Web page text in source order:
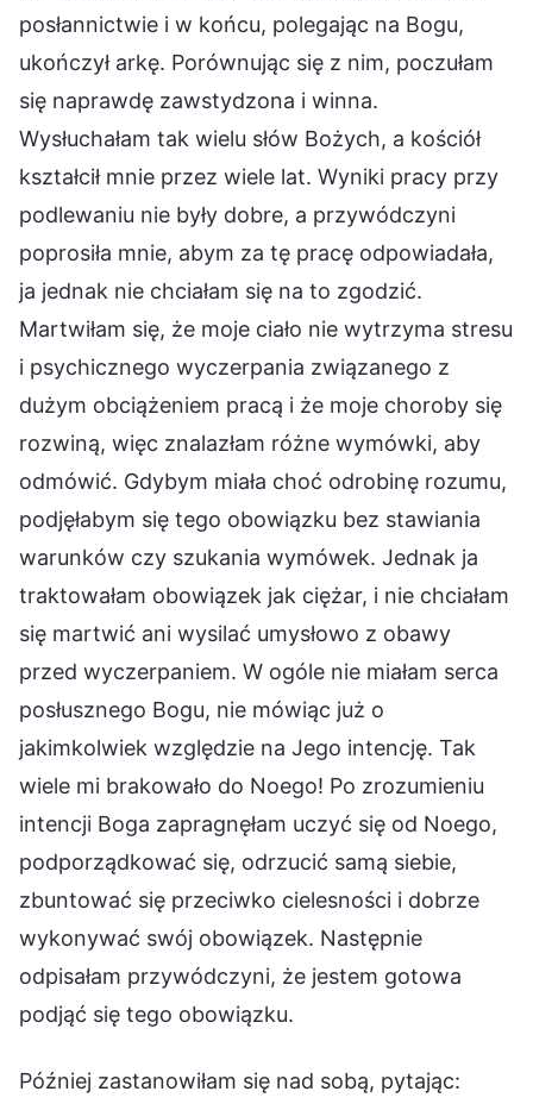
posłannictwie i w końcu, polegając na Bogu,
ukończył arkę. Porównując się z nim, poczułam
się naprawdę zawstydzona i winna.
Wysłuchałam tak wielu słów Bożych, a kościół
kształcił mnie przez wiele lat. Wyniki pracy przy
podlewaniu nie były dobre, a przywódczyni
poprosiła mnie, abym za tę pracę odpowiadała,
ja jednak nie chciałam się na to zgodzić.
Martwiłam się, że moje ciało nie wytrzyma stresu
i psychicznego wyczerpania związanego z
dużym obciążeniem pracą i że moje choroby się
rozwiną, więc znalazłam różne wymówki, aby
odmówić. Gdybym miała choć odrobinę rozumu,
podjęłabym się tego obowiązku bez stawiania
warunków czy szukania wymówek. Jednak ja
traktowałam obowiązek jak ciężar, i nie chciałam
się martwić ani wysilać umysłowo z obawy
przed wyczerpaniem. W ogóle nie miałam serca
posłusznego Bogu, nie mówiąc już o
jakimkolwiek względzie na Jego intencję. Tak
wiele mi brakowało do Noego! Po zrozumieniu
intencji Boga zapragnęłam uczyć się od Noego,
podporządkować się, odrzucić samą siebie,
zbuntować się przeciwko cielesności i dobrze
wykonywać swój obowiązek. Następnie
odpisałam przywódczyni, że jestem gotowa
podjąć się tego obowiązku.
Później zastanowiłam się nad sobą, pytając: